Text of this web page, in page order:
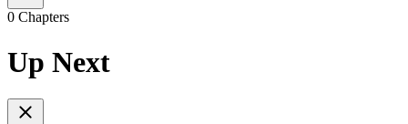
0 Chapters
Up Next